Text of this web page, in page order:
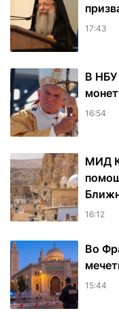
17:43
В НБУ
16:54
МИД
16:12
Во
15:44